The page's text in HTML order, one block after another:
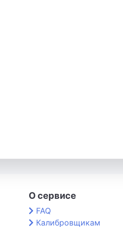
О сервисе
FAQ
Калибровщикам